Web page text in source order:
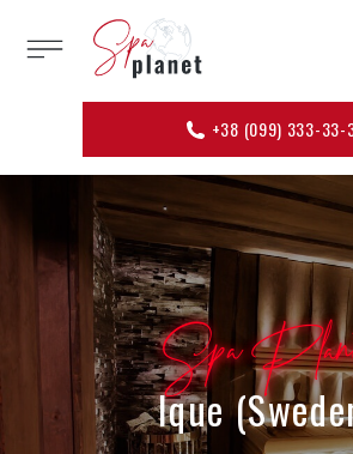
+38 (099) 333-33-
Spa
Ique